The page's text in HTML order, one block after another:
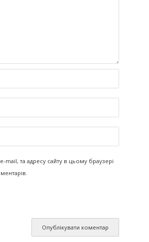
mail, та адресу сайту в цьому браузері